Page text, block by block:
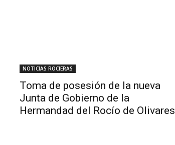
NOTICIAS ROCIERAS
Toma de posesión de la nueva
Junta de Gobierno de la
Hermandad del Rocío de Olivares